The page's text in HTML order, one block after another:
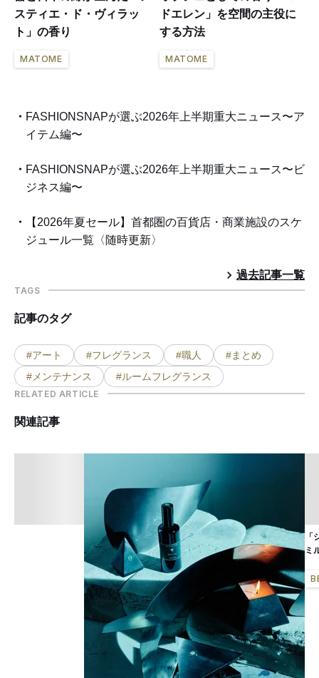
スティエ・ド・ヴィラッ
ト」の香り
MATOME
ドエレン」を空間の主役に
する方法
MATOME
FASHIONSNAPが選ぶ2026年上半期重大ニュース〜ア
イテム編〜
FASHIONSNAPが選ぶ2026年上半期重大ニュース〜ビ
ジネス編〜
【2026年夏セール】首都圏の百貨店・商業施設のスケ
ジュール一覧〈随時更新〉
過去記事一覧
TAGS
記事のタグ
#アート #フレグランス #職人
#まとめ
#メンテナンス
#ルームフレグランス
RELATED ARTICLE
関連記事
ミ